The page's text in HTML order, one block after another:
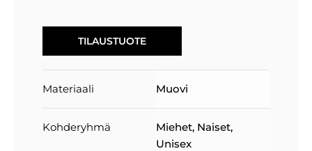
TILAUSTUOTE
Materiaali Muovi
Kohderyhmä Miehet, Naiset,
Unisex